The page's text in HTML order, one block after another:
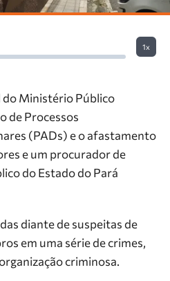
1x
do Ministério Público
de Processos
(PADs) e o afastamento
e um procurador de
do Estado do Pará
diante de suspeitas de
em uma série de crimes,
criminosa.